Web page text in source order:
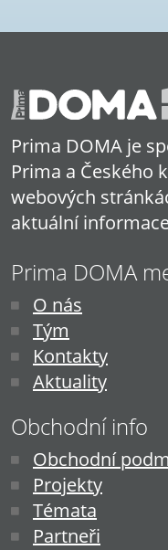
Prima DOMA je
Prima a Českého
webových
aktuální
Prima DOMA
O nás
Tým
Kontakty
Aktuality
Obchodní info
Obchodní
Projekty
Témata
Partneři